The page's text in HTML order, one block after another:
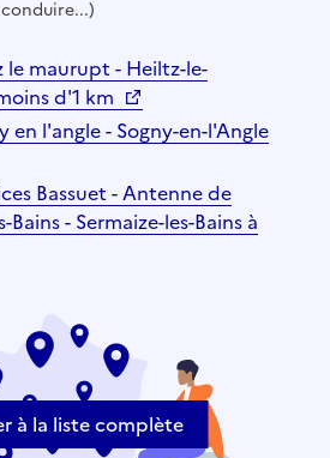
le maurupt - Heiltz-le-
d'1 km
en l'angle - Sogny-en-l'Angle
Bassuet - Antenne de
Bains - Sermaize-les-Bains à
à la liste complète